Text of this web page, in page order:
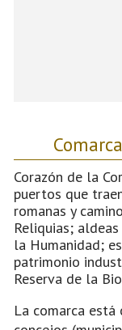
Corazón de la
puertos que
romanas y
Reliquias;
la Humanidad;
patrimonio
Reserva de la
La comarca